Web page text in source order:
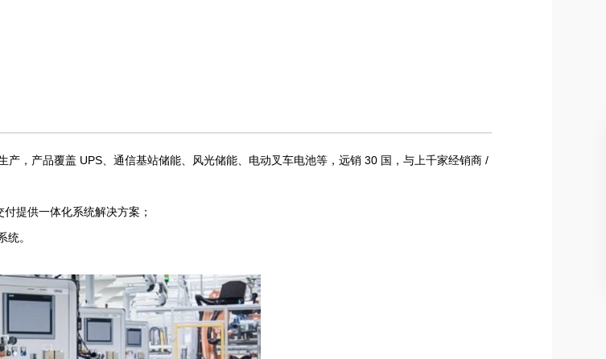
产，产品覆盖 UPS、通信基站储能、风光储能、电动叉车电池等，远销 30 国，与上千家经销商 /
提供一体化系统解决方案；
统。